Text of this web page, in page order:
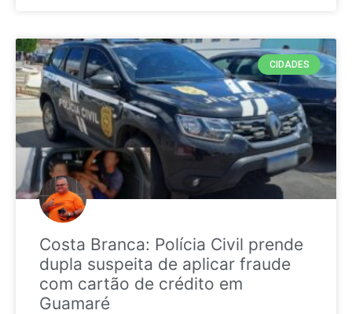
CIDADES
Costa Branca: Polícia Civil prende
dupla suspeita de aplicar fraude
com cartão de crédito em
Guamaré